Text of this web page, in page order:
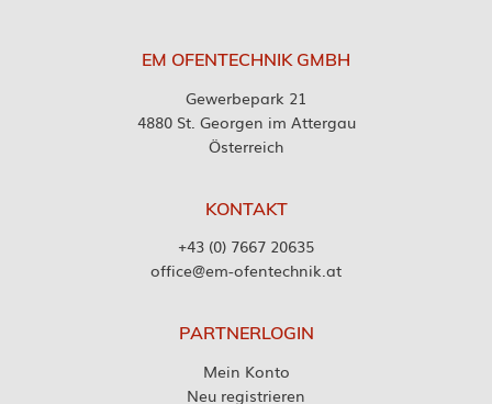
EM OFENTECHNIK GMBH
Gewerbepark 21
4880 St. Georgen im Attergau
Österreich
KONTAKT
+43 (0) 7667 20635
office@em-ofentechnik.at
PARTNERLOGIN
Mein Konto
Neu registrieren